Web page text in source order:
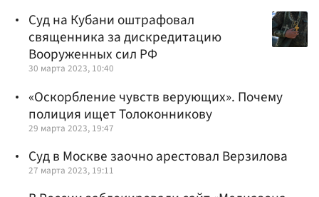
Суд на Кубани оштрафовал
священника за дискредитацию
Вооруженных сил РФ
30 марта 2023, 10:40
«Оскорбление чувств верующих». Почему
полиция ищет Толоконникову
29 марта 2023, 19:47
Суд в Москве заочно арестовал Верзилова
27 марта 2023, 19:11